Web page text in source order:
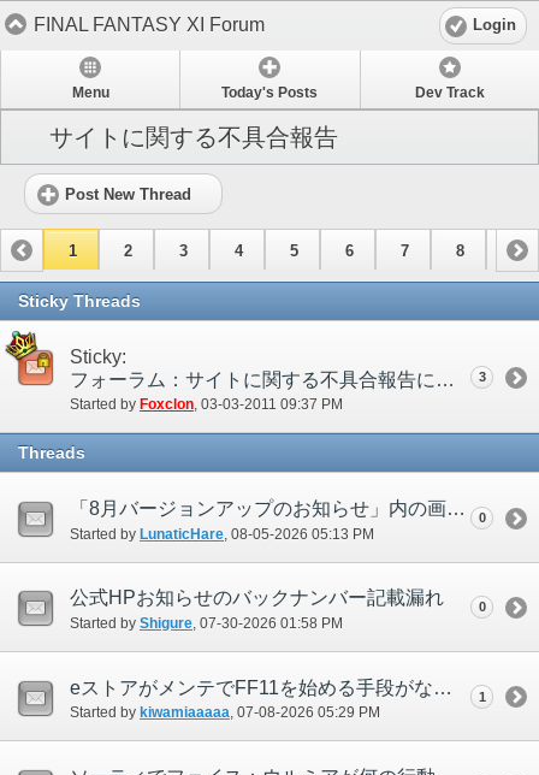
FINAL FANTASY XI Forum Login
Menu Today's Posts Dev Track
サイトに関する不具合報告
Post New Thread
1 2 3 4 5 6 7 8 9
10
Sticky Threads
Sticky:
フォーラム：サイトに関する不具合報告について
Started by Foxclon‎, 03-03-2011 09:37 PM
3
Threads
「8月バージョンアップのお知らせ」内の画像が正しくない
Started by LunaticHare ‎, 08-05-2026 05:13 PM
0
公式HPお知らせのバックナンバー記載漏れ
Started by Shigure‎, 07-30-2026 01:58 PM
0
eストアがメンテでFF11を始める手段がない。
Started by kiwamiaaaaa‎, 07-08-2026 05:29 PM
1